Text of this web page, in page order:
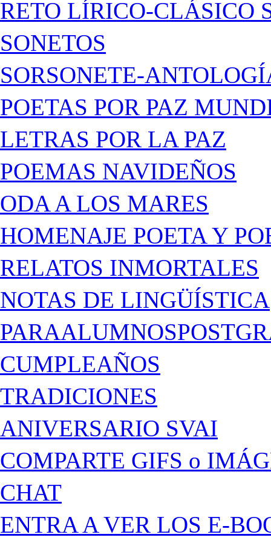
RETO LÍRICO-CLÁSICO
SONETOS
SORSONETE-
POETAS POR PAZ
LETRAS POR LA PAZ
POEMAS NAVIDEÑOS
ODA A LOS MARES
HOMENAJE POETA Y
RELATOS INMORTALES
NOTAS DE LINGÜÍSTICA
CUMPLEAÑOS
TRADICIONES
ANIVERSARIO SVAI
COMPARTE GIFS o
CHAT
ENTRA A VER LOS E-